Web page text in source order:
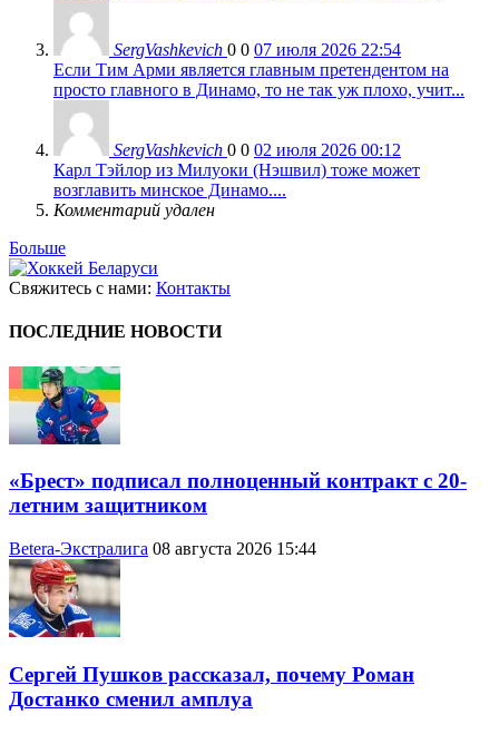
SergVashkevich 0 0 07 июля 2026 22:54
Если Тим Арми является главным претендентом на
просто главного в Динамо, то не так уж плохо, учит...
SergVashkevich 0 0 02 июля 2026 00:12
Карл Тэйлор из Милуоки (Нэшвил) тоже может
возглавить минское Динамо....
Комментарий удален
Больше
Свяжитесь с нами: Контакты
ПОСЛЕДНИЕ НОВОСТИ
«Брест» подписал полноценный контракт с 20-
летним защитником
Betera-Экстралига 08 августа 2026 15:44
Сергей Пушков рассказал, почему Роман
Достанко сменил амплуа